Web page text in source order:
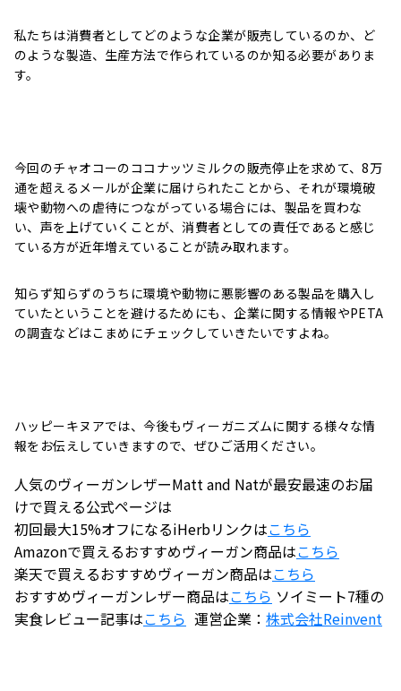
私たちは消費者としてどのような企業が販売しているのか、ど
のような製造、生産方法で作られているのか知る必要がありま
す。
今回のチャオコーのココナッツミルクの販売停止を求めて、8万
通を超えるメールが企業に届けられたことから、それが環境破
壊や動物への虐待につながっている場合には、製品を買わな
い、声を上げていくことが、消費者としての責任であると感じ
ている方が近年増えていることが読み取れます。
知らず知らずのうちに環境や動物に悪影響のある製品を購入し
ていたということを避けるためにも、企業に関する情報やPETA
の調査などはこまめにチェックしていきたいですよね。
ハッピーキヌアでは、今後もヴィーガニズムに関する様々な情
報をお伝えしていきますので、ぜひご活用ください。
人気のヴィーガンレザーMatt and Natが最安最速のお届
けで買える公式ページは
初回最大15%オフになるiHerbリンクはこちら
Amazonで買えるおすすめヴィーガン商品はこちら
楽天で買えるおすすめヴィーガン商品はこちら
おすすめヴィーガンレザー商品はこちら ソイミート7種の
実食レビュー記事はこちら 運営企業： 株式会社Reinvent